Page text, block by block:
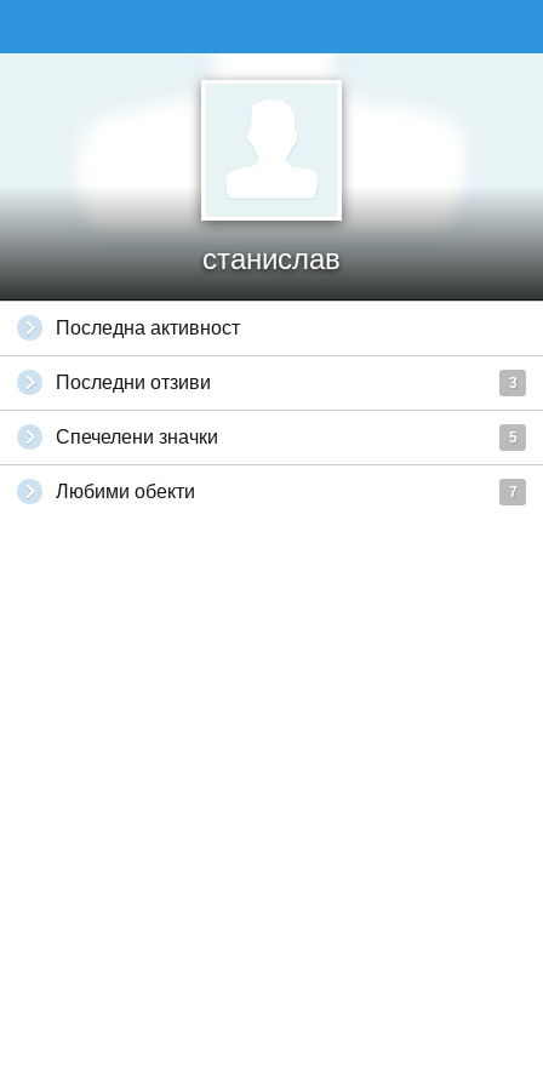
станислав
Последна активност
Последни отзиви 3
Спечелени значки 5
Любими обекти 7